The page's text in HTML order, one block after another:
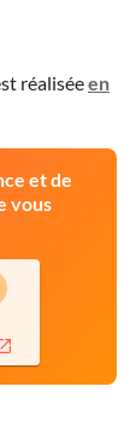
réaliséeen
et de
vous